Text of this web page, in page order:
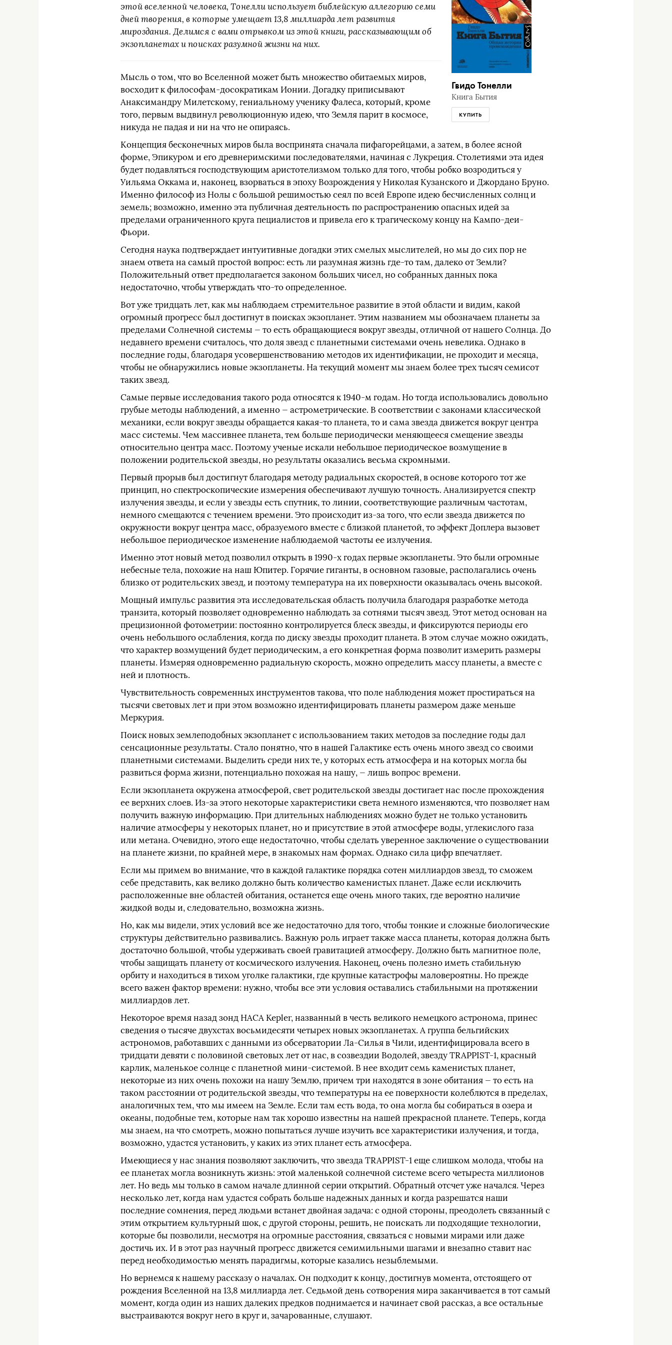
Гвидо Тонелли
Книга Бытия
КУПИТЬ
этой вселенной человека, Тонелли использует библейскую аллегорию семи
дней творения, в которые умещает 13,8 миллиарда лет развития
мироздания. Делимся с вами отрывком из этой книги, рассказывающим об
экзопланетах и поисках разумной жизни на них.
Мысль о том, что во Вселенной может быть множество обитаемых миров,
восходит к философам-досократикам Ионии. Догадку приписывают
Анаксимандру Милетскому, гениальному ученику Фалеса, который, кроме
того, первым выдвинул революционную идею, что Земля парит в космосе,
никуда не падая и ни на что не опираясь.
Концепция бесконечных миров была воспринята сначала пифагорейцами, а затем, в более ясной
форме, Эпикуром и его древнеримскими последователями, начиная с Лукреция. Столетиями эта идея
будет подавляться господствующим аристотелизмом только для того, чтобы робко возродиться у
Уильяма Оккама и, наконец, взорваться в эпоху Возрождения у Николая Кузанского и Джордано Бруно.
Именно философ из Нолы с большой решимостью сеял по всей Европе идею бесчисленных солнц и
земель; возможно, именно эта публичная деятельность по распространению опасных идей за
пределами ограниченного круга пециалистов и привела его к трагическому концу на Кампо-деи-
Фьори.
Сегодня наука подтверждает интуитивные догадки этих смелых мыслителей, но мы до сих пор не
знаем ответа на самый простой вопрос: есть ли разумная жизнь где‑то там, далеко от Земли?
Положительный ответ предполагается законом больших чисел, но собранных данных пока
недостаточно, чтобы утверждать что‑то определенное.
Вот уже тридцать лет, как мы наблюдаем стремительное развитие в этой области и видим, какой
огромный прогресс был достигнут в поисках экзопланет. Этим названием мы обозначаем планеты за
пределами Солнечной системы — то есть обращающиеся вокруг звезды, отличной от нашего Солнца. До
недавнего времени считалось, что доля звезд с планетными системами очень невелика. Однако в
последние годы, благодаря усовершенствованию методов их идентификации, не проходит и месяца,
чтобы не обнаружились новые экзопланеты. На текущий момент мы знаем более трех тысяч семисот
таких звезд.
Самые первые исследования такого рода относятся к 1940‑м годам. Но тогда использовались довольно
грубые методы наблюдений, а именно — астрометрические. В соответствии с законами классической
механики, если вокруг звезды обращается какая‑то планета, то и сама звезда движется вокруг центра
масс системы. Чем массивнее планета, тем больше периодически меняющееся смещение звезды
относительно центра масс. Поэтому ученые искали небольшое периодическое возмущение в
положении родительской звезды, но результаты оказались весьма скромными.
Первый прорыв был достигнут благодаря методу радиальных скоростей, в основе которого тот же
принцип, но спектроскопические измерения обеспечивают лучшую точность. Анализируется спектр
излучения звезды, и если у звезды есть спутник, то линии, соответствующие различным частотам,
немного смещаются с течением времени. Это происходит из‑за того, что если звезда движется по
окружности вокруг центра масс, образуемого вместе с близкой планетой, то эффект Доплера вызовет
небольшое периодическое изменение наблюдаемой частоты ее излучения.
Именно этот новый метод позволил открыть в 1990‑х годах первые экзопланеты. Это были огромные
небесные тела, похожие на наш Юпитер. Горячие гиганты, в основном газовые, располагались очень
близко от родительских звезд, и поэтому температура на их поверхности оказывалась очень высокой.
Мощный импульс развития эта исследовательская область получила благодаря разработке метода
транзита, который позволяет одновременно наблюдать за сотнями тысяч звезд. Этот метод основан на
прецизионной фотометрии: постоянно контролируется блеск звезды, и фиксируются периоды его
очень небольшого ослабления, когда по диску звезды проходит планета. В этом случае можно ожидать,
что характер возмущений будет периодическим, а его конкретная форма позволит измерить размеры
планеты. Измеряя одновременно радиальную скорость, можно определить массу планеты, а вместе с
ней и плотность.
Чувствительность современных инструментов такова, что поле наблюдения может простираться на
тысячи световых лет и при этом возможно идентифицировать планеты размером даже меньше
Меркурия.
Поиск новых землеподобных экзопланет с использованием таких методов за последние годы дал
сенсационные результаты. Стало понятно, что в нашей Галактике есть очень много звезд со своими
планетными системами. Выделить среди них те, у которых есть атмосфера и на которых могла бы
развиться форма жизни, потенциально похожая на нашу, — лишь вопрос времени.
Если экзопланета окружена атмосферой, свет родительской звезды достигает нас после прохождения
ее верхних слоев. Из-за этого некоторые характеристики света немного изменяются, что позволяет нам
получить важную информацию. При длительных наблюдениях можно будет не только установить
наличие атмосферы у некоторых планет, но и присутствие в этой атмосфере воды, углекислого газа
или метана. Очевидно, этого еще недостаточно, чтобы сделать уверенное заключение о существовании
на планете жизни, по крайней мере, в знакомых нам формах. Однако сила цифр впечатляет.
Если мы примем во внимание, что в каждой галактике порядка сотен миллиардов звезд, то сможем
себе представить, как велико должно быть количество каменистых планет. Даже если исключить
расположенные вне областей обитания, останется еще очень много таких, где вероятно наличие
жидкой воды и, следовательно, возможна жизнь.
Но, как мы видели, этих условий все же недостаточно для того, чтобы тонкие и сложные биологические
структуры действительно развивались. Важную роль играет также масса планеты, которая должна быть
достаточно большой, чтобы удерживать своей гравитацией атмосферу. Должно быть магнитное поле,
чтобы защищать планету от космического излучения. Наконец, очень полезно иметь стабильную
орбиту и находиться в тихом уголке галактики, где крупные катастрофы маловероятны. Но прежде
всего важен фактор времени: нужно, чтобы все эти условия оставались стабильными на протяжении
миллиардов лет.
Некоторое время назад зонд НАСА Kepler, названный в честь великого немецкого астронома, принес
сведения о тысяче двухстах восьмидесяти четырех новых экзопланетах. А группа бельгийских
астрономов, работавших с данными из обсерватории Ла-Силья в Чили, идентифицировала всего в
тридцати девяти с половиной световых лет от нас, в созвездии Водолей, звезду TRAPPIST-1, красный
карлик, маленькое солнце с планетной мини-системой. В нее входит семь каменистых планет,
некоторые из них очень похожи на нашу Землю, причем три находятся в зоне обитания — то есть на
таком расстоянии от родительской звезды, что температуры на ее поверхности колеблются в пределах,
аналогичных тем, что мы имеем на Земле. Если там есть вода, то она могла бы собираться в озера и
океаны, подобные тем, которые нам так хорошо известны на нашей прекрасной планете. Теперь, когда
мы знаем, на что смотреть, можно попытаться лучше изучить все характеристики излучения, и тогда,
возможно, удастся установить, у каких из этих планет есть атмосфера.
Имеющиеся у нас знания позволяют заключить, что звезда TRAPPIST-1 еще слишком молода, чтобы на
ее планетах могла возникнуть жизнь: этой маленькой солнечной системе всего четыреста миллионов
лет. Но ведь мы только в самом начале длинной серии открытий. Обратный отсчет уже начался. Через
несколько лет, когда нам удастся собрать больше надежных данных и когда разрешатся наши
последние сомнения, перед людьми встанет двойная задача: с одной стороны, преодолеть связанный с
этим открытием культурный шок, с другой стороны, решить, не поискать ли подходящие технологии,
которые бы позволили, несмотря на огромные расстояния, связаться с новыми мирами или даже
достичь их. И в этот раз научный прогресс движется семимильными шагами и внезапно ставит нас
перед необходимостью менять парадигмы, которые казались незыблемыми.
Но вернемся к нашему рассказу о началах. Он подходит к концу, достигнув момента, отстоящего от
рождения Вселенной на 13,8 миллиарда лет. Седьмой день сотворения мира заканчивается в тот самый
момент, когда один из наших далеких предков поднимается и начинает свой рассказ, а все остальные
выстраиваются вокруг него в круг и, зачарованные, слушают.